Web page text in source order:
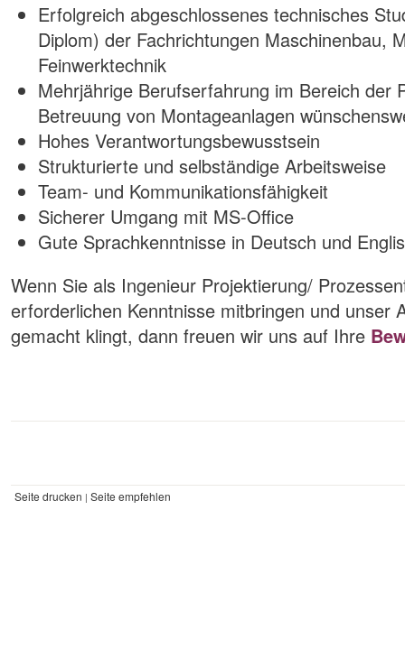
Erfolgreich abgeschlossenes technisches
Diplom) der Fachrichtungen Maschinenbau,
Feinwerktechnik
Mehrjährige Berufserfahrung im Bereich der
Betreuung von Montageanlagen
Hohes Verantwortungsbewusstsein
Strukturierte und selbständige Arbeitsweise
Team- und Kommunikationsfähigkeit
Sicherer Umgang mit MS-Office
Gute Sprachkenntnisse in Deutsch und
Wenn Sie als Ingenieur Projektierung/
erforderlichen Kenntnisse mitbringen und unser
gemacht klingt, dann freuen wir uns auf Ihre
Seite drucken | Seite empfehlen